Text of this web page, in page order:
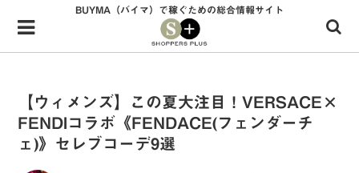
Menu
HOME
34歳独身OLバイマ実践記
BUYMA（バイマ）で稼ぐための総合情報サイト
【ウィメンズ】この夏大注目！VERSACE×
FENDIコラボ《FENDACE(フェンダーチ
ェ)》セレブコーデ9選